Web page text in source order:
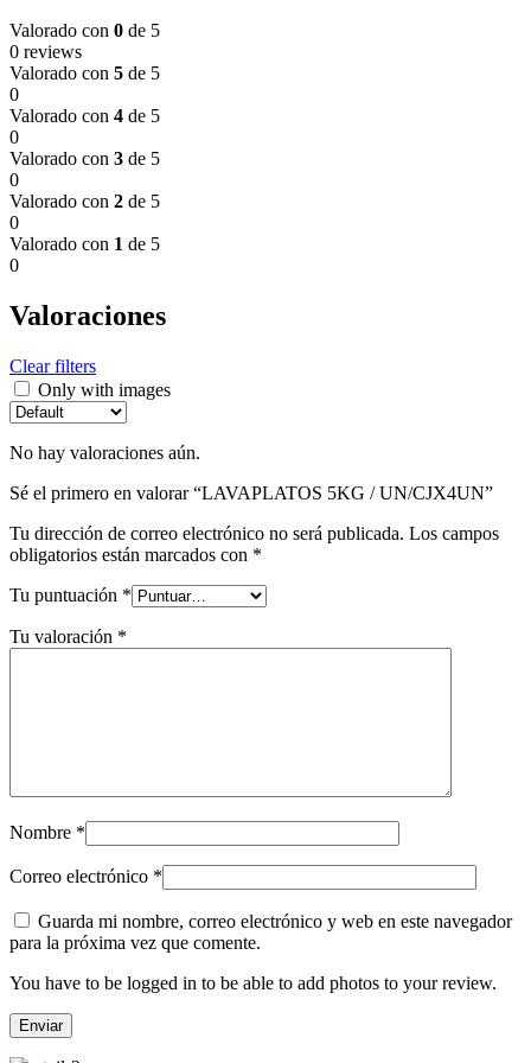
Valorado con 0 de 5
0 reviews
Valorado con 5 de 5
0
Valorado con 4 de 5
0
Valorado con 3 de 5
0
Valorado con 2 de 5
0
Valorado con 1 de 5
0
Valoraciones
Clear filters
Only with images
No hay valoraciones aún.
Sé el primero en valorar “LAVAPLATOS 5KG / UN/CJX4UN”
Tu dirección de correo electrónico no será publicada. Los campos
obligatorios están marcados con *
Tu puntuación *
Tu valoración *
Nombre *
Correo electrónico *
Guarda mi nombre, correo electrónico y web en este navegador
para la próxima vez que comente.
You have to be logged in to be able to add photos to your review.